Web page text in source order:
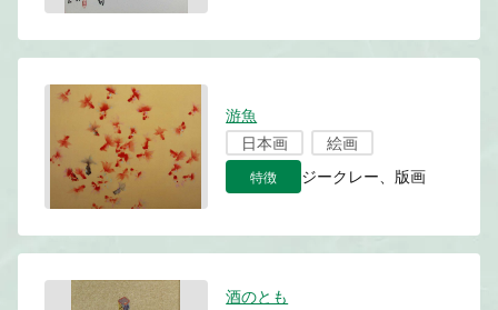
游魚
日本画
絵画
特徴 ジークレー、版画
酒のとも